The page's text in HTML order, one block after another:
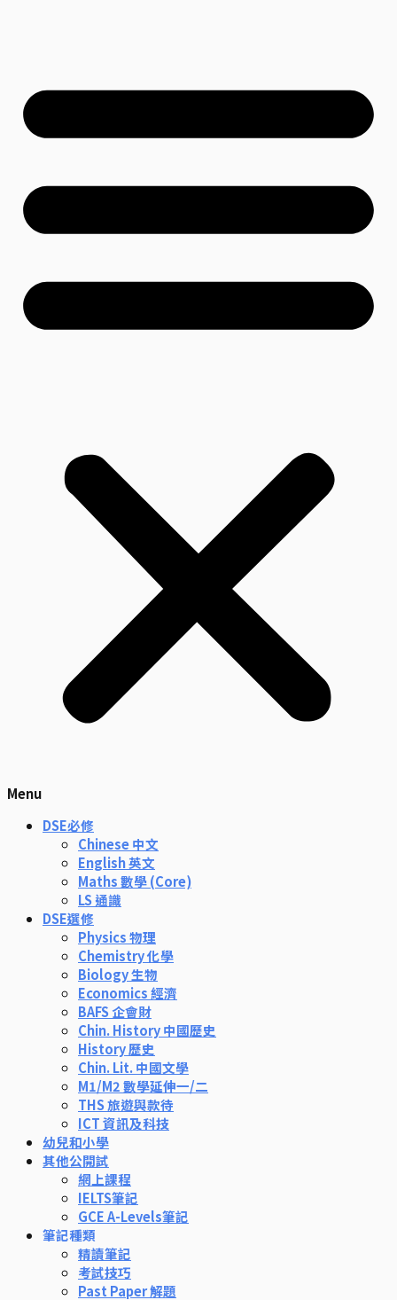
Menu
DSE必修
Chinese 中文
English 英文
Maths 數學 (Core)
LS 通識
DSE選修
Physics 物理
Chemistry 化學
Biology 生物
Economics 經濟
BAFS 企會財
Chin. History 中國歷史
History 歷史
Chin. Lit. 中國文學
M1/M2 數學延伸一/二
THS 旅遊與款待
ICT 資訊及科技
幼兒和小學
其他公開試
網上課程
IELTS筆記
GCE A-Levels筆記
筆記種類
精讀筆記
考試技巧
Past Paper 解題